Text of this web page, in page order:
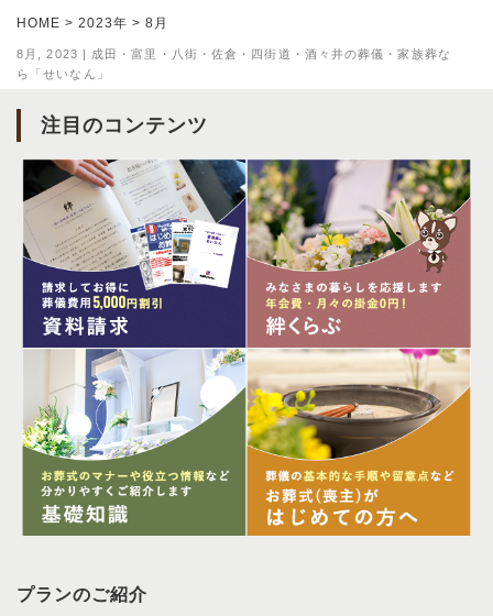
8月, 2023 | 成田・富里・八街・佐倉・四街道・酒々井の葬儀・家族葬な
ら「せいなん」
HOME > 2023年 > 8月
注目のコンテンツ
プランのご紹介